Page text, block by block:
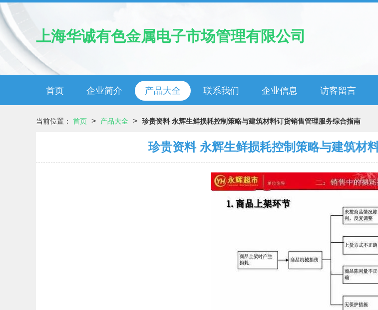
上海华诚有色金属电子市场管理有限公司
首页 企业简介 产品大全 联系我们 企业信息 访客留言
当前位置： 首页 > 产品大全 > 珍贵资料 永辉生鲜损耗控制策略与建筑材料订货销售管理服务综合指南
珍贵资料 永辉生鲜损耗控制策略与建筑材